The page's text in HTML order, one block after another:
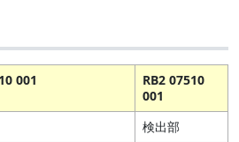
001
RB2 07510
001
検出部